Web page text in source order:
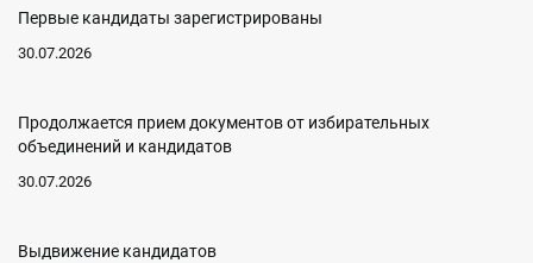
Первые кандидаты зарегистрированы
30.07.2026
Продолжается прием документов от избирательных
объединений и кандидатов
30.07.2026
Выдвижение кандидатов